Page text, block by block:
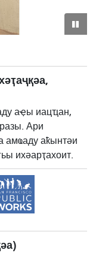
алифт
аҿы иацҵан,
Ари
амҩаду аҟынтәи
ихәарҭахоит.